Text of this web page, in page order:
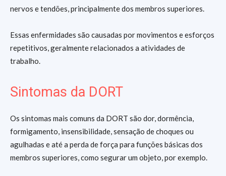
nervos e tendões, principalmente dos membros superiores.
Essas enfermidades são causadas por movimentos e esforços
repetitivos, geralmente relacionados a atividades de
trabalho.
Sintomas da DORT
Os sintomas mais comuns da DORT são dor, dormência,
formigamento, insensibilidade, sensação de choques ou
agulhadas e até a perda de força para funções básicas dos
membros superiores, como segurar um objeto, por exemplo.